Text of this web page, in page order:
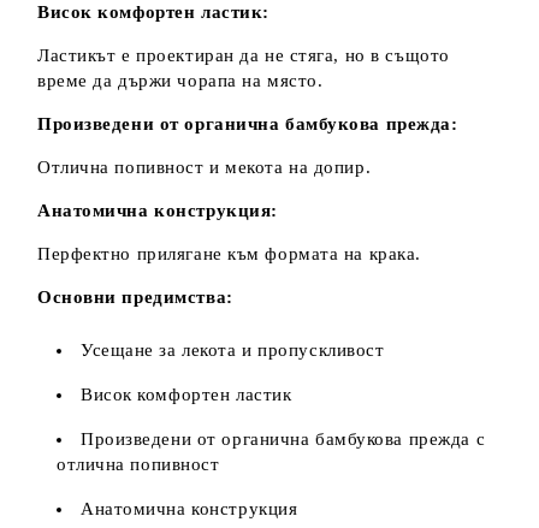
Висок комфортен ластик:
Ластикът е проектиран да не стяга, но в същото
време да държи чорапа на място.
Произведени от органична бамбукова прежда:
Отлична попивност и мекота на допир.
Анатомична конструкция:
Перфектно прилягане към формата на крака.
Основни предимства:
Усещане за лекота и пропускливост
Висок комфортен ластик
Произведени от органична бамбукова прежда с
отлична попивност
Анатомична конструкция